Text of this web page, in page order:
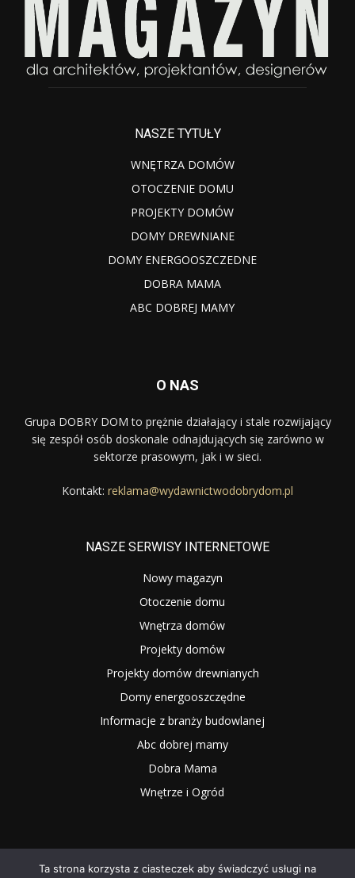
NASZE TYTUŁY
WNĘTRZA DOMÓW
OTOCZENIE DOMU
PROJEKTY DOMÓW
DOMY DREWNIANE
DOMY ENERGOOSZCZEDNE
DOBRA MAMA
ABC DOBREJ MAMY
O NAS
Grupa DOBRY DOM to prężnie działający i stale rozwijający
się zespół osób doskonale odnajdujących się zarówno w
sektorze prasowym, jak i w sieci.
Kontakt: reklama@wydawnictwodobrydom.pl
NASZE SERWISY INTERNETOWE
Nowy magazyn
Otoczenie domu
Wnętrza domów
Projekty domów
Projekty domów drewnianych
Domy energooszczędne
Informacje z branży budowlanej
Abc dobrej mamy
Dobra Mama
Wnętrze i Ogród
Ta strona korzysta z ciasteczek aby świadczyć usługi na